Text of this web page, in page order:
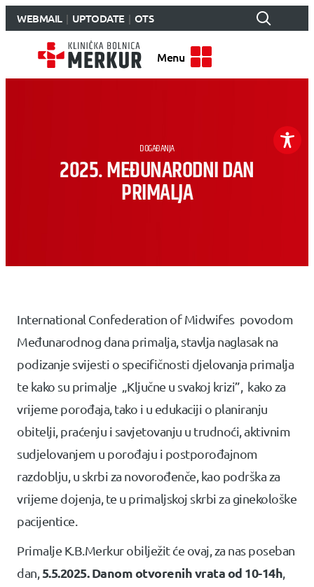
WEBMAIL UPTODATE OTS
Menu
DOGAĐANJA
2025. MEĐUNARODNI DAN
PRIMALJA
International Confederation of Midwifes povodom
Međunarodnog dana primalja, stavlja naglasak na
podizanje svijesti o specifičnosti djelovanja primalja
te kako su primalje „Ključne u svakoj krizi”, kako za
vrijeme porođaja, tako i u edukaciji o planiranju
obitelji, praćenju i savjetovanju u trudnoći, aktivnim
sudjelovanjem u porođaju i postporođajnom
razdoblju, u skrbi za novorođenče, kao podrška za
vrijeme dojenja, te u primaljskoj skrbi za ginekološke
pacijentice.
Primalje K.B.Merkur obilježit će ovaj, za nas poseban
dan, 5.5.2025. Danom otvorenih vrata od 10-14h